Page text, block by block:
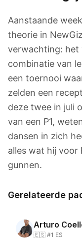
Aanstaande
theorie in
verwachting: het
combinatie van
een toernooi
zelden een
deze twee in juli
van een P1,
dansen in zich
alles wat hij voor
gunnen.
Gerelateerde
Arturo
🇪🇸 #1 ES